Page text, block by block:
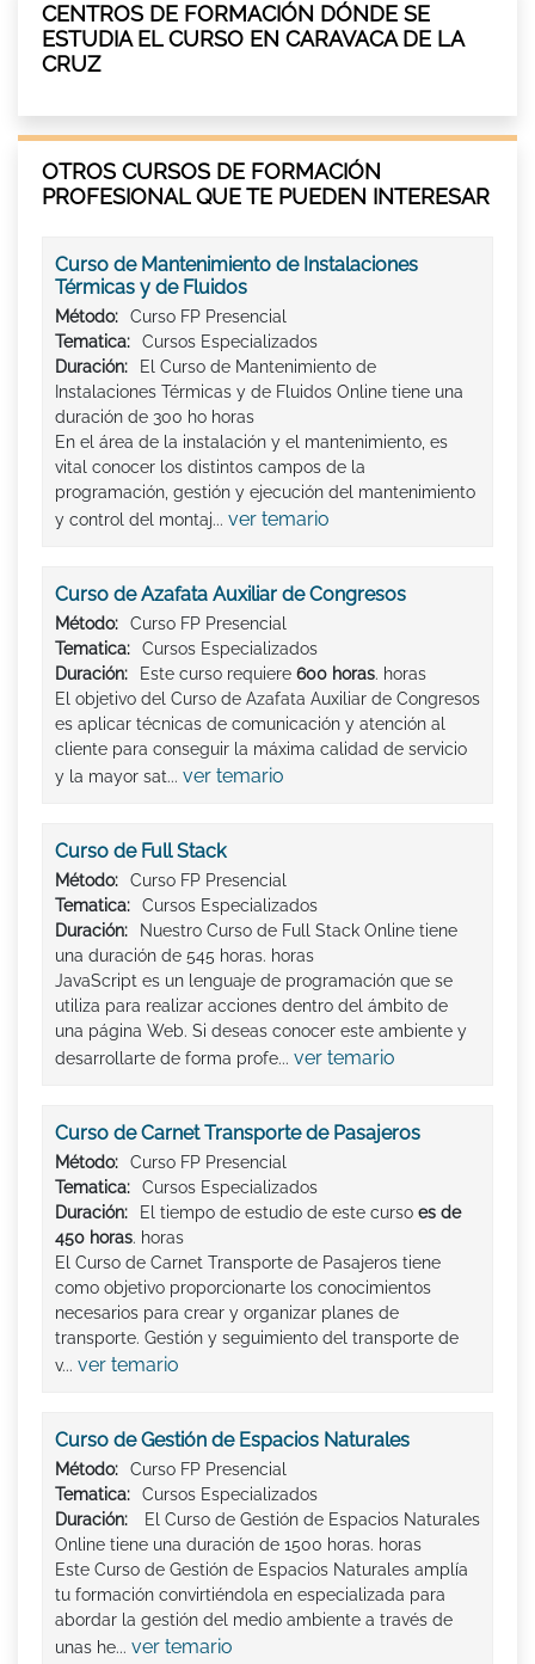
CENTROS DE FORMACIÓN DÓNDE SE
ESTUDIA EL CURSO EN CARAVACA DE LA
CRUZ
OTROS CURSOS DE FORMACIÓN
PROFESIONAL QUE TE PUEDEN INTERESAR
Curso de Mantenimiento de Instalaciones
Térmicas y de Fluidos
Método:
Curso FP Presencial
Tematica:
Cursos Especializados
Duración:
El Curso de Mantenimiento de
Instalaciones Térmicas y de Fluidos Online tiene una
duración de 300 ho horas
En el área de la instalación y el mantenimiento, es
vital conocer los distintos campos de la
programación, gestión y ejecución del mantenimiento
y control del montaj... ver temario
Curso de Azafata Auxiliar de Congresos
Método:
Curso FP Presencial
Tematica:
Cursos Especializados
Duración:
Este curso requiere 600 horas. horas
El objetivo del Curso de Azafata Auxiliar de Congresos
es aplicar técnicas de comunicación y atención al
cliente para conseguir la máxima calidad de servicio
y la mayor sat... ver temario
Curso de Full Stack
Método:
Curso FP Presencial
Tematica:
Cursos Especializados
Duración:
Nuestro Curso de Full Stack Online tiene
una duración de 545 horas. horas
JavaScript es un lenguaje de programación que se
utiliza para realizar acciones dentro del ámbito de
una página Web. Si deseas conocer este ambiente y
desarrollarte de forma profe... ver temario
Curso de Carnet Transporte de Pasajeros
Método:
Curso FP Presencial
Tematica:
Cursos Especializados
Duración:
El tiempo de estudio de este curso es de
450 horas. horas
El Curso de Carnet Transporte de Pasajeros tiene
como objetivo proporcionarte los conocimientos
necesarios para crear y organizar planes de
transporte. Gestión y seguimiento del transporte de
v... ver temario
Curso de Gestión de Espacios Naturales
Método:
Curso FP Presencial
Tematica:
Cursos Especializados
Duración:
El Curso de Gestión de Espacios Naturales
Online tiene una duración de 1500 horas. horas
Este Curso de Gestión de Espacios Naturales amplía
tu formación convirtiéndola en especializada para
abordar la gestión del medio ambiente a través de
unas he... ver temario